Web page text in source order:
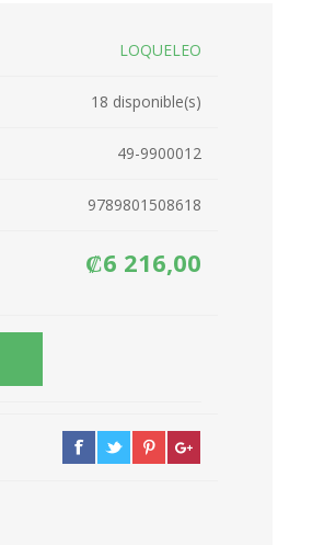
LOQUELEO
18 disponible(s)
49-9900012
9789801508618
₡6 216,00